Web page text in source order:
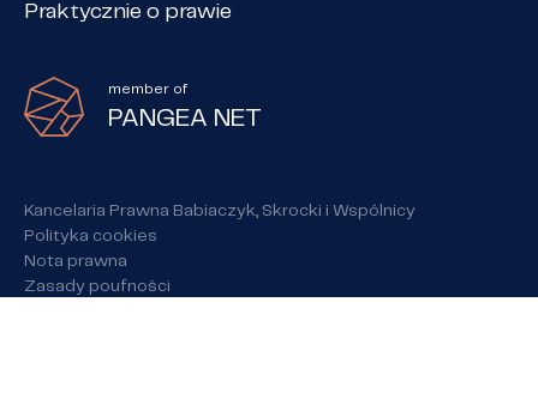
Praktycznie o prawie
member of
PANGEA NET
Kancelaria Prawna Babiaczyk, Skrocki i Wspólnicy
Polityka cookies
Nota prawna
Zasady poufności